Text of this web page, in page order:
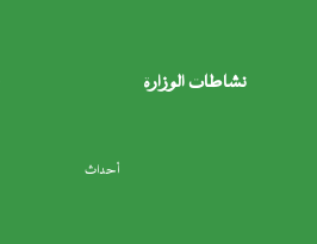
نشاطات الوزارة
أحداث